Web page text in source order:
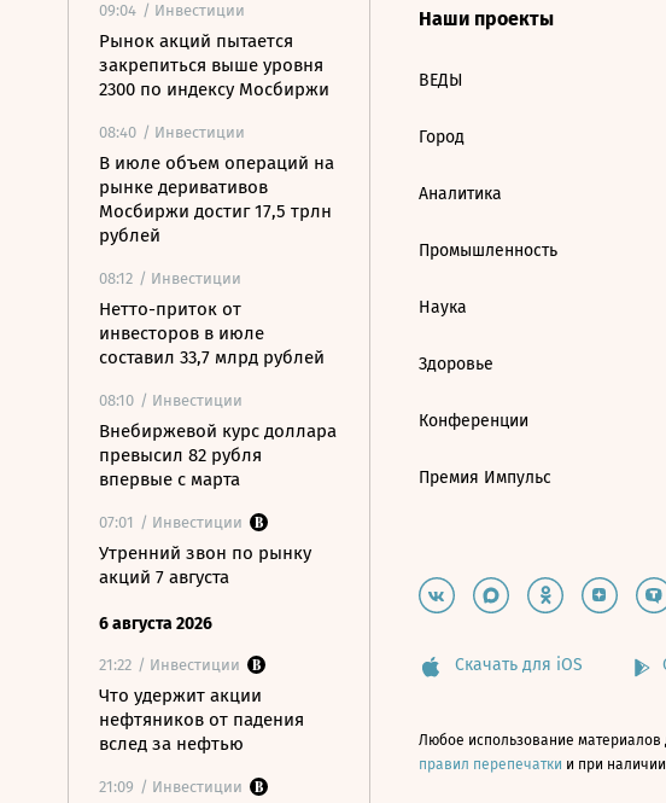
09:04 / Инвестиции
Рынок акций пытается
закрепиться выше уровня
2300 по индексу Мосбиржи
08:40 / Инвестиции
В июле объем операций на
рынке деривативов
Мосбиржи достиг 17,5 трлн
рублей
08:12 / Инвестиции
Нетто-приток от
инвесторов в июле
составил 33,7 млрд рублей
08:10 / Инвестиции
Внебиржевой курс доллара
превысил 82 рубля
впервые с марта
07:01 / Инвестиции
Утренний звон по рынку
акций 7 августа
6 августа 2026
21:22 / Инвестиции
Что удержит акции
нефтяников от падения
вслед за нефтью
21:09 / Инвестиции
Наши проекты
ВЕДЫ
Город
Аналитика
Промышленность
Наука
Здоровье
Конференции
Премия Импульс
Скачать для iOS
Любое использование материалов
правил перепечатки и при